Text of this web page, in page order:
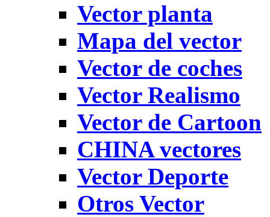
Vector planta
Mapa del vector
Vector de coches
Vector Realismo
Vector de Cartoon
CHINA vectores
Vector Deporte
Otros Vector